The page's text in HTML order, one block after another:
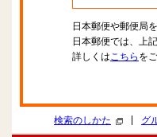
日本郵便や郵便局
日本郵便では、上
詳しくはこちら を
検索のしかた グ